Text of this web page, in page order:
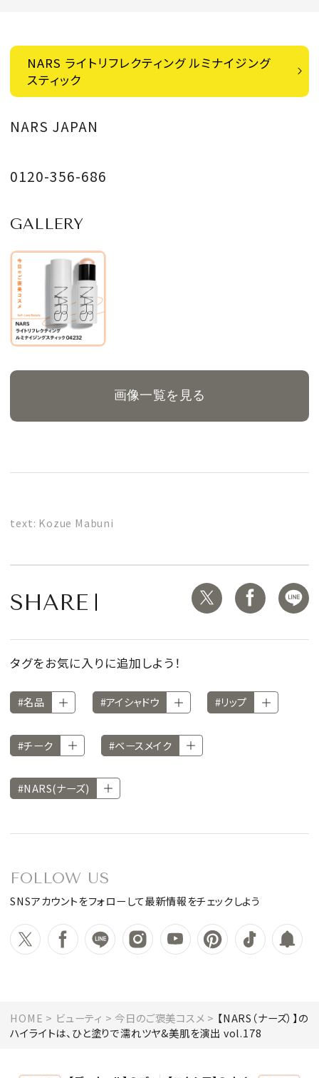
NARS ライトリフレクティング ルミナイジング
スティック
NARS JAPAN
0120-356-686
GALLERY
画像一覧を見る
text: Kozue Mabuni
SHARE
タグをお気に入りに追加しよう！
#名品 #アイシャドウ #リップ
#チーク #ベースメイク
#NARS(ナーズ)
FOLLOW US
SNSアカウントをフォローして最新情報をチェックしよう
HOME ビューティ 今日のご褒美コスメ
【NARS（ナーズ）】の
ハイライトは、ひと塗りで濡れツヤ&美肌を演出 vol.178